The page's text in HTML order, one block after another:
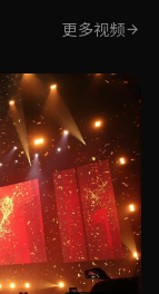
更多视频